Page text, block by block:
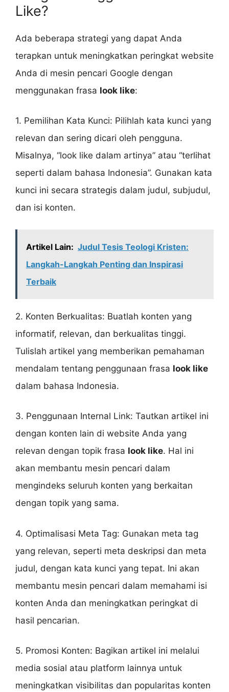
Like?
Ada beberapa strategi yang dapat Anda
terapkan untuk meningkatkan peringkat website
Anda di mesin pencari Google dengan
menggunakan frasa look like:
1. Pemilihan Kata Kunci: Pilihlah kata kunci yang
relevan dan sering dicari oleh pengguna.
Misalnya, “look like dalam artinya” atau “terlihat
seperti dalam bahasa Indonesia”. Gunakan kata
kunci ini secara strategis dalam judul, subjudul,
dan isi konten.
Artikel Lain: Judul Tesis Teologi Kristen:
Langkah-Langkah Penting dan Inspirasi
Terbaik
2. Konten Berkualitas: Buatlah konten yang
informatif, relevan, dan berkualitas tinggi.
Tulislah artikel yang memberikan pemahaman
mendalam tentang penggunaan frasa look like
dalam bahasa Indonesia.
3. Penggunaan Internal Link: Tautkan artikel ini
dengan konten lain di website Anda yang
relevan dengan topik frasa look like. Hal ini
akan membantu mesin pencari dalam
mengindeks seluruh konten yang berkaitan
dengan topik yang sama.
4. Optimalisasi Meta Tag: Gunakan meta tag
yang relevan, seperti meta deskripsi dan meta
judul, dengan kata kunci yang tepat. Ini akan
membantu mesin pencari dalam memahami isi
konten Anda dan meningkatkan peringkat di
hasil pencarian.
5. Promosi Konten: Bagikan artikel ini melalui
media sosial atau platform lainnya untuk
meningkatkan visibilitas dan popularitas konten